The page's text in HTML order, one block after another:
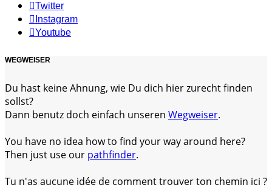
Twitter
Instagram
Youtube
WEGWEISER
Du hast keine Ahnung, wie Du dich hier zurecht finden
sollst?
Dann benutz doch einfach unseren Wegweiser.
You have no idea how to find your way around here?
Then just use our pathfinder.
Tu n'as aucune idée de comment trouver ton chemin ici ?